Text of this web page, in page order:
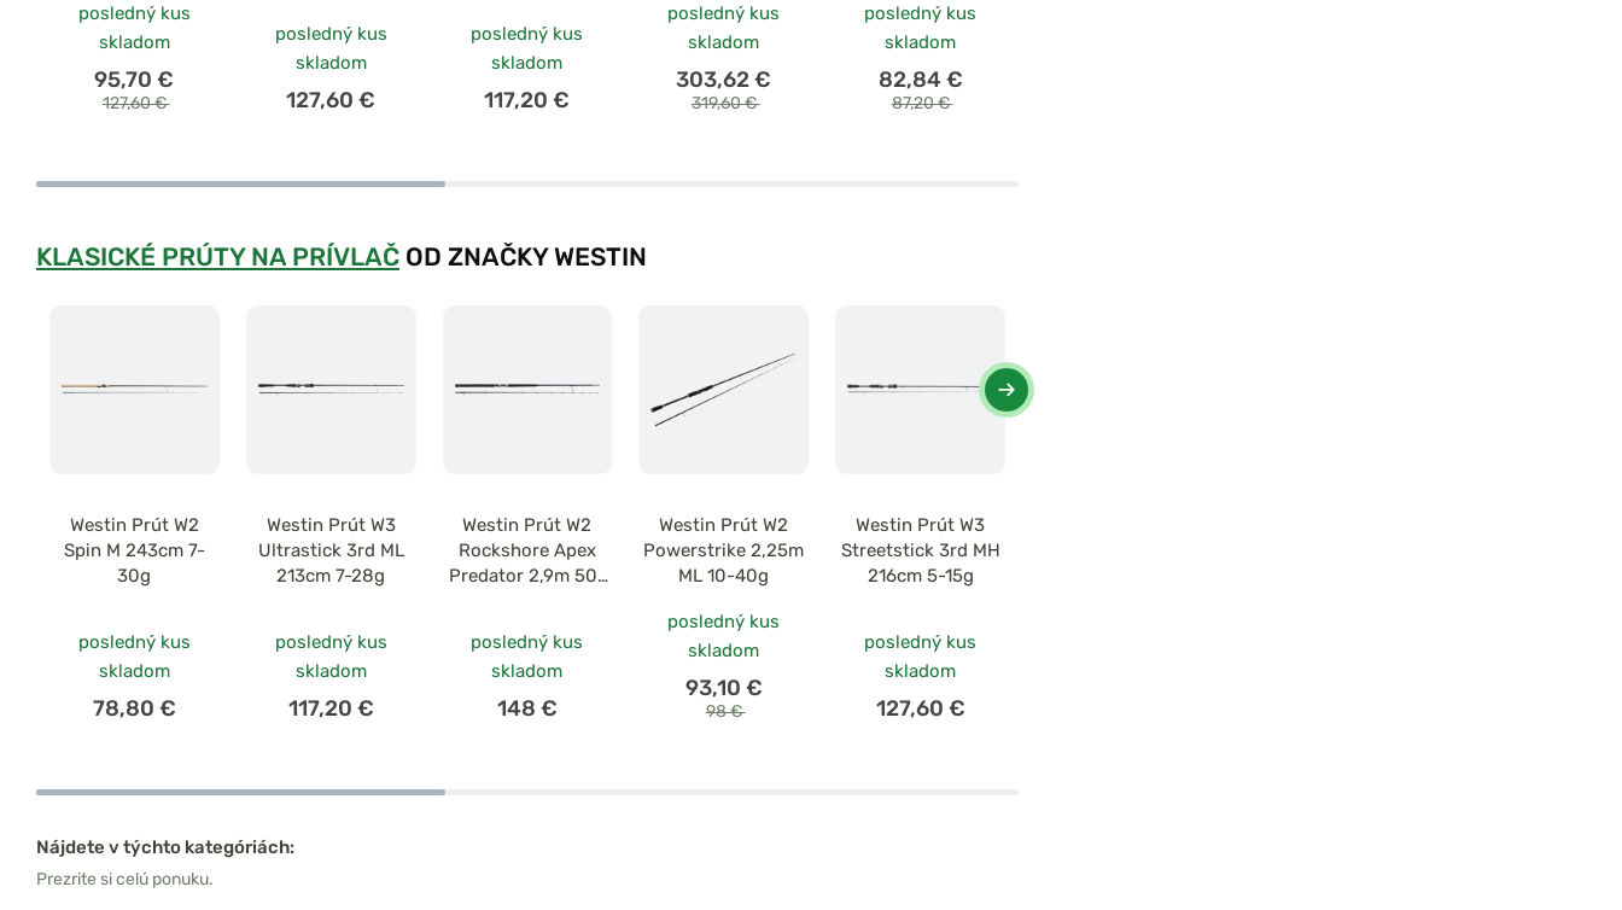
posledný kus
skladom
95,70 €
127,60 €
posledný kus
skladom
127,60 €
posledný kus
skladom
117,20 €
posledný kus
skladom
303,62 €
319,60 €
posledný kus
skladom
82,84 €
87,20 €
KLASICKÉ PRÚTY NA PRÍVLAČ OD ZNAČKY WESTIN
Westin Prút W2
Spin M 243cm 7-
30g
posledný kus
skladom
78,80 €
Westin Prút W3
Ultrastick 3rd ML
213cm 7-28g
posledný kus
skladom
117,20 €
Westin Prút W2
Rockshore Apex
Predator 2,9m 50-
posledný kus
skladom
148 €
Westin Prút W2
Powerstrike 2,25m
ML 10-40g
posledný kus
skladom
93,10 €
98 €
Westin Prút W3
Streetstick 3rd MH
216cm 5-15g
posledný kus
skladom
127,60 €
Nájdete v týchto kategóriách:
Prezrite si celú ponuku.